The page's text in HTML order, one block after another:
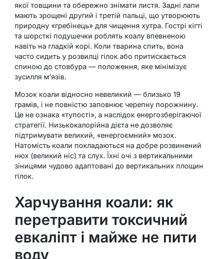
якої товщини та обережно знімати листя. Задні лапи
мають зрощені другий і третій пальці, що утворюють
природну «гребінець» для чищення хутра. Гострі кігті
та шорсткі подушечки роблять коалу впевненою
навіть на гладкій корі. Коли тварина спить, вона
часто сидить у розвилці гілок або притискається
спиною до стовбура — положення, яке мінімізує
зусилля м’язів.
Мозок коали відносно невеликий — близько 19
грамів, і не повністю заповнює черепну порожнину.
Це не ознака «тупості», а наслідок енергозберігаючої
стратегії. Низькокалорійна дієта не дозволяє
підтримувати великий, «енергоємний» мозок.
Натомість коали покладаються на добре розвинений
нюх (великий ніс) та слух. Їхні очі з вертикальними
зіницями чудово адаптовані до вертикальних площин
гілок.
Харчування коали: як
перетравити токсичний
евкаліпт і майже не пити
воду